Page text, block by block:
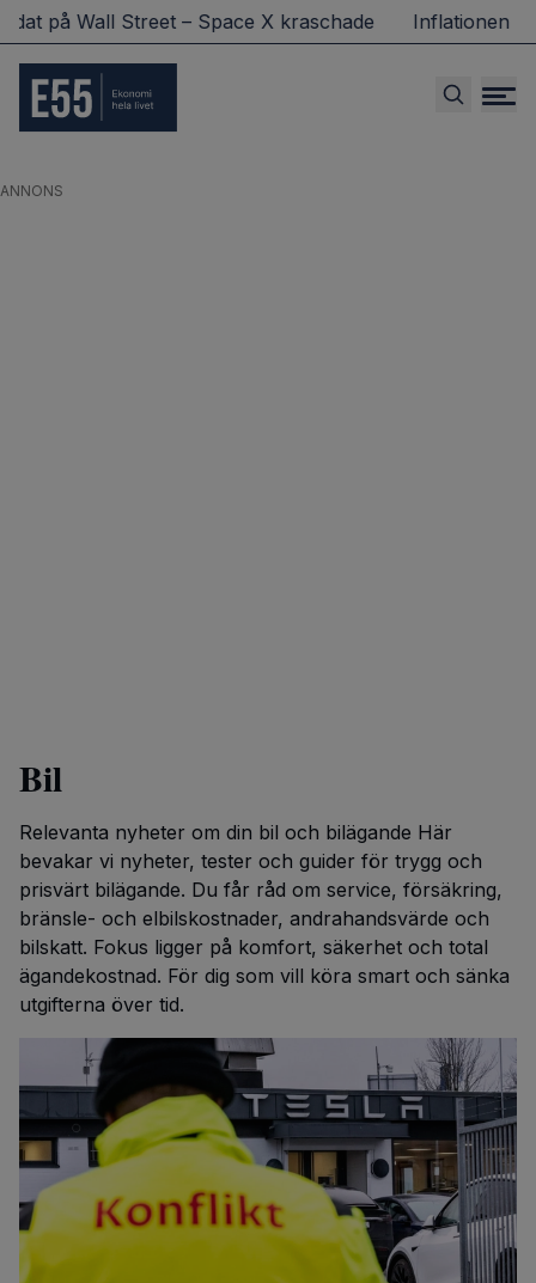
X kraschade Inflationen rasade i juli – sänkt
ANNONS
Bil
Relevanta nyheter om din bil och bilägande Här
bevakar vi nyheter, tester och guider för trygg och
prisvärt bilägande. Du får råd om service, försäkring,
bränsle- och elbils­kostnader, andrahandsvärde och
bilskatt. Fokus ligger på komfort, säkerhet och total
ägandekostnad. För dig som vill köra smart och sänka
utgifterna över tid.